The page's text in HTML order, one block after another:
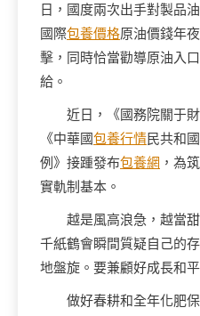
日，國度兩次出手對製品
國際包養價格原油價錢年
擊，同時恰當勸導原油入
給。
近日，《國務院關于
《中華國包養行情民共和
例》接踵發布包養網 ，為
實軌制基本。
越是風高浪急，越當
千紙鶴會瞬間質疑自己的
地盤旋。要兼顧好成長和
做好春耕和全年化肥